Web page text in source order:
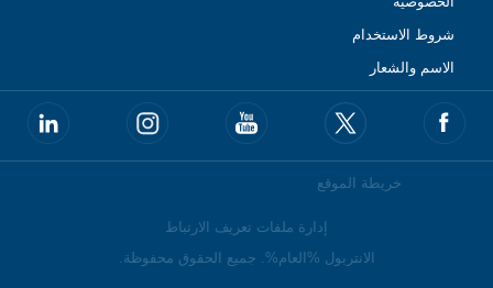
شروط الاستخدام
الاسم والشعار
خريطة الموقع
إدارة ملفات تعريف الارتباط
الانتربول %العام%. جميع الحقوق محفوظة.